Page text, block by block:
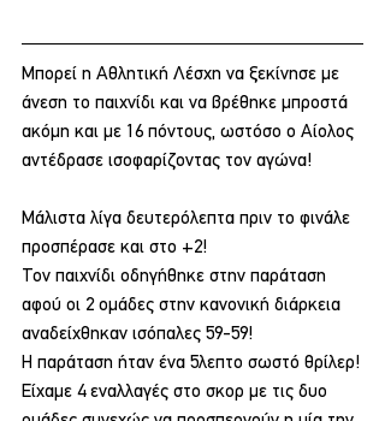
Μπορεί η Αθλητική Λέσχη να ξεκίνησε με
άνεση το παιχνίδι και να βρέθηκε μπροστά
ακόμη και με 16 πόντους, ωστόσο ο Αίολος
αντέδρασε ισοφαρίζοντας τον αγώνα!
Μάλιστα λίγα δευτερόλεπτα πριν το φινάλε
προσπέρασε και στο +2!
Τον παιχνίδι οδηγήθηκε στην παράταση
αφού οι 2 ομάδες στην κανονική διάρκεια
αναδείχθηκαν ισόπαλες 59-59!
Η παράταση ήταν ένα 5λεπτο σωστό θρίλερ!
Είχαμε 4 εναλλαγές στο σκορ με τις δυο